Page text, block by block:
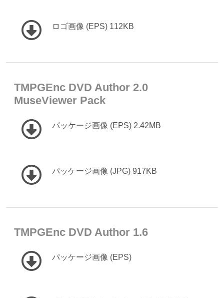
ロゴ画像 (EPS) 112KB
TMPGEnc DVD Author 2.0
MuseViewer Pack
パッケージ画像 (EPS) 2.42MB
パッケージ画像 (JPG) 917KB
TMPGEnc DVD Author 1.6
パッケージ画像 (EPS)